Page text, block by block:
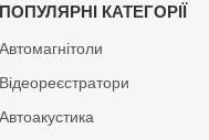
ПОПУЛЯРНІ КАТЕГОРІЇ
Автомагнітоли
Відеореєстратори
Автоакустика